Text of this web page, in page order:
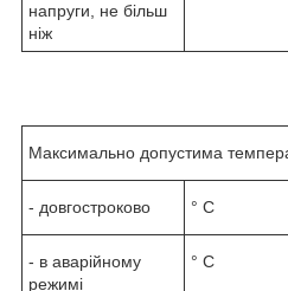
напруги, не більш
ніж
Максимально допустима
- довгостроково ° С
- в аварійному
режимі
° С